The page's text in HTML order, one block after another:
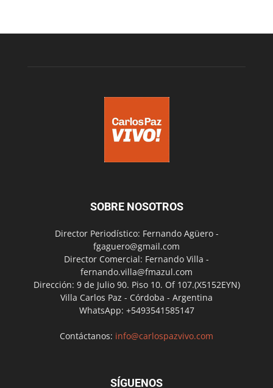
SOBRE NOSOTROS
Director Periodístico: Fernando Agüero -
fgaguero@gmail.com
Director Comercial: Fernando Villa -
fernando.villa@fmazul.com
Dirección: 9 de Julio 90. Piso 10. Of 107.(X5152EYN)
Villa Carlos Paz - Córdoba - Argentina
WhatsApp: +5493541585147
Contáctanos: info@carlospazvivo.com
SÍGUENOS